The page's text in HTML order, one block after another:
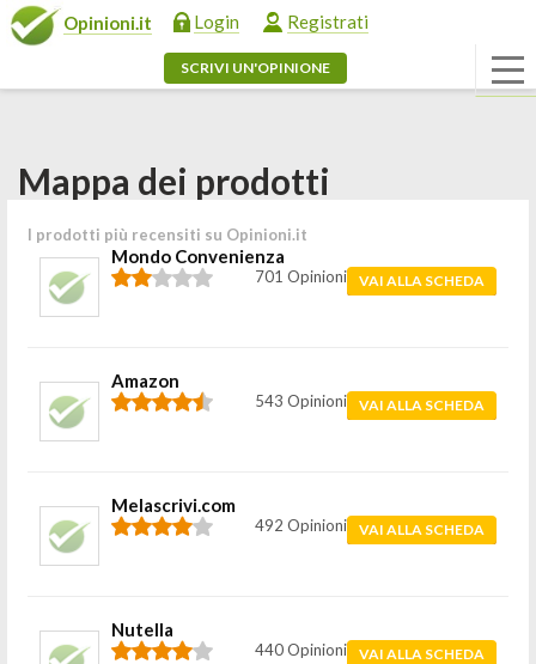
Opinioni.it Login Registrati
SCRIVI UN'OPINIONE
Mappa dei prodotti
I prodotti più recensiti su Opinioni.it
Mondo Convenienza
701 Opinioni VAI ALLA SCHEDA
Amazon
543 Opinioni VAI ALLA SCHEDA
Melascrivi.com
492 Opinioni VAI ALLA SCHEDA
Nutella
440 Opinioni VAI ALLA SCHEDA